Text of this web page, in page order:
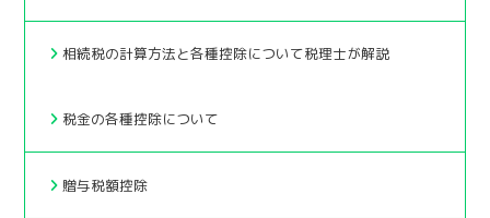
相続税の計算方法と各種控除について税理士が解説
税金の各種控除について
贈与税額控除